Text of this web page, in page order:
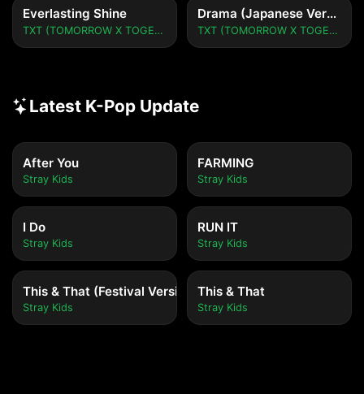
Everlasting Shine
TXT (TOMORROW X TOGETHER)
Drama (Japanese Version)
TXT (TOMORROW X TOGETHER)
Latest K-Pop Update
After You
Stray Kids
FARMING
Stray Kids
I Do
Stray Kids
RUN IT
Stray Kids
This & That (Festival Version)
Stray Kids
This & That
Stray Kids